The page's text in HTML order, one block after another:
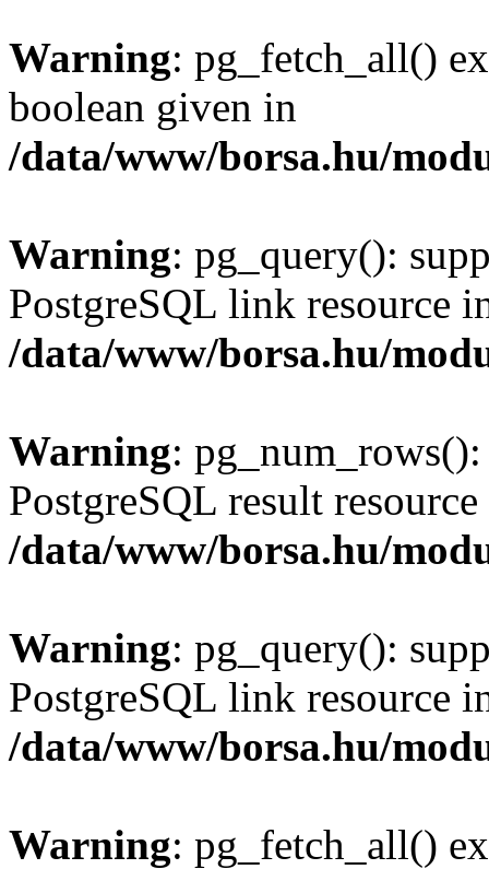
Warning: pg_fetch_all()
boolean given in
/data/www/borsa.hu/
Warning: pg_query():
PostgreSQL link resource
/data/www/borsa.hu/
Warning:
PostgreSQL result
/data/www/borsa.hu/
Warning: pg_query():
PostgreSQL link resource
/data/www/borsa.hu/
Warning: pg_fetch_all()